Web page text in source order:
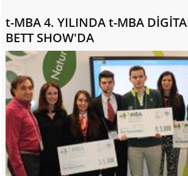
t-MBA 4. YILINDA t-MBA
BETT SHOW'DA